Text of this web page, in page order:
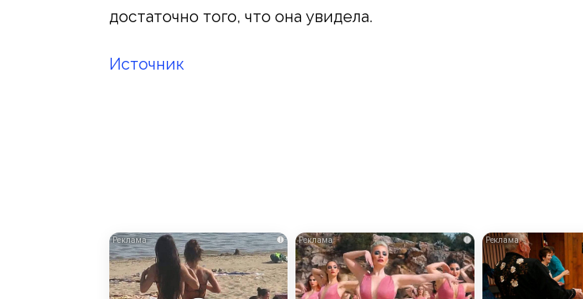
достаточно того, что она увидела.
Источник
i i